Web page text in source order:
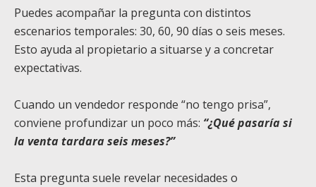
Puedes acompañar la pregunta con distintos
escenarios temporales: 30, 60, 90 días o seis meses.
Esto ayuda al propietario a situarse y a concretar
expectativas.
Cuando un vendedor responde “no tengo prisa”,
conviene profundizar un poco más: “¿Qué pasaría si
la venta tardara seis meses?”
Esta pregunta suele revelar necesidades o